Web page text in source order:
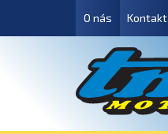
O nás Kontakt